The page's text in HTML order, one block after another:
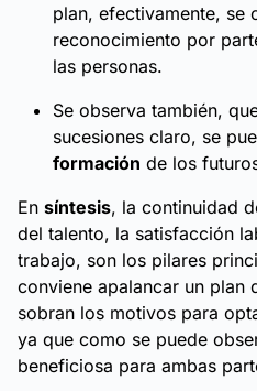
plan, efectivamente, se
reconocimiento por
las personas.
Se observa también,
sucesiones claro, se
formación de los
En síntesis, la continuidad
del talento, la satisfacción
trabajo, son los pilares
conviene apalancar un plan
sobran los motivos para
ya que como se puede
beneficiosa para ambas